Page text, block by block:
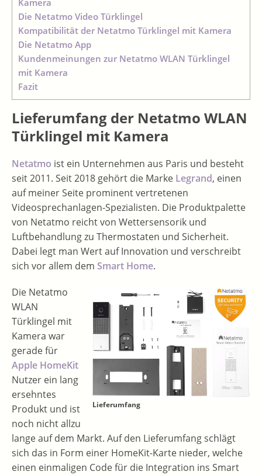
Kamera
Die Netatmo Video Türklingel
Kompatibilität der Netatmo Türklingel mit Kamera
Die Netatmo App
Kundenmeinungen zur Netatmo WLAN Türklingel
mit Kamera
Fazit
Lieferumfang der Netatmo WLAN
Türklingel mit Kamera
Netatmo ist ein Unternehmen aus Paris und besteht
seit 2011. Seit 2018 gehört die Marke Legrand, einen
auf meiner Seite prominent vertretenen
Videosprechanlagen-Spezialisten. Die Produktpalette
von Netatmo reicht von Wettersensorik und
Luftbehandlung zu Thermostaten und Sicherheit.
Dabei legt man Wert auf Innovation und verschreibt
sich vor allem dem Smart Home.
Lieferumfang
Die Netatmo
WLAN
Türklingel mit
Kamera war
gerade für
Apple HomeKit
Nutzer ein lang
ersehntes
Produkt und ist
noch nicht allzu
lange auf dem Markt. Auf den Lieferumfang schlägt
sich das in Form einer HomeKit-Karte nieder, welche
einen einmaligen Code für die Integration ins Smart